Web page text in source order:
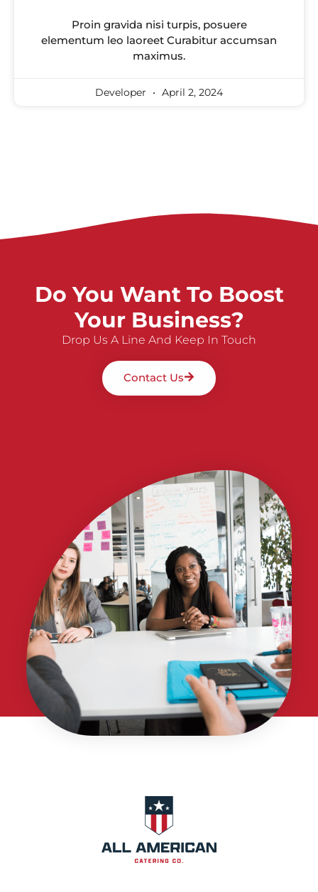
Proin gravida nisi turpis, posuere
elementum leo laoreet Curabitur accumsan
maximus.
Developer April 2, 2024
Do You Want To Boost
Your Business?
Drop Us A Line And Keep In Touch
Contact Us